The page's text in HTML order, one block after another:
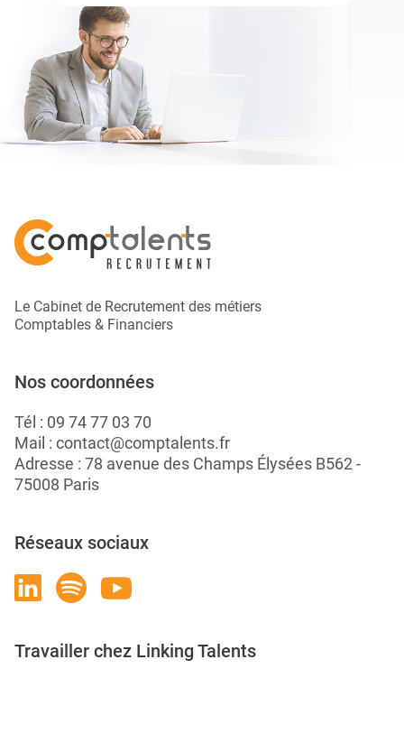
Le Cabinet de Recrutement des métiers
Comptables & Financiers
Nos coordonnées
Tél : 09 74 77 03 70
Mail : contact@comptalents.fr
Adresse : 78 avenue des Champs Élysées B562 -
75008 Paris
Réseaux sociaux
Travailler chez Linking Talents